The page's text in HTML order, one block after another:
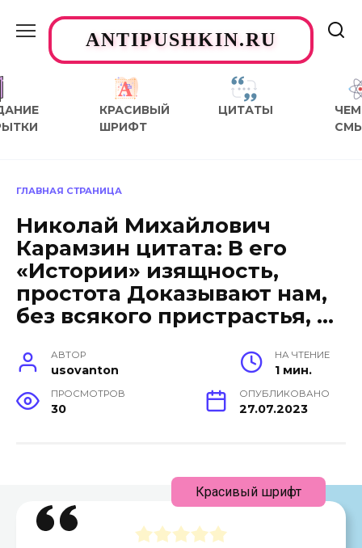
содержаниюANTIPUSHKIN.RU
КРАСИВЫЙ
ШРИФТ
ЦИТАТЫ
ЧЕМ
ГЛАВНАЯ СТРАНИЦА
Николай Михайлович
Карамзин цитата: В его
«Истории» изящность,
простота Доказывают нам,
без всякого пристрастья, …
АВТОР
usovanton
НА ЧТЕНИЕ
1 мин.
ПРОСМОТРОВ
30
ОПУБЛИКОВАНО
27.07.2023
Красивый шрифт